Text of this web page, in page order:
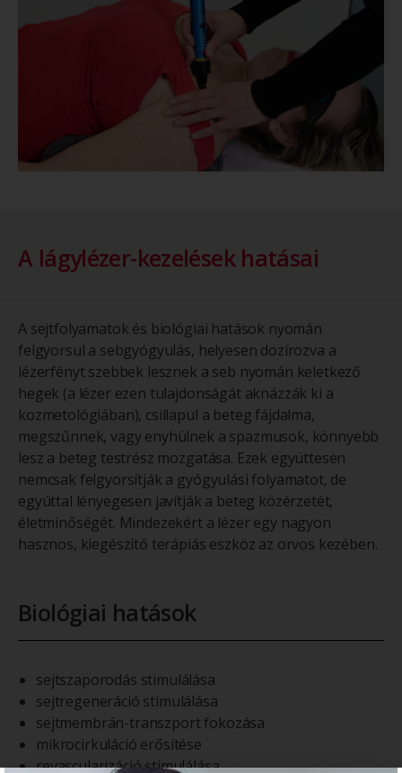
A lágylézer-kezelések hatásai
A sejtfolyamatok és biológiai hatások nyomán
felgyorsul a sebgyógyulás, helyesen dozírozva a
lézerfényt szebbek lesznek a seb nyomán keletkező
hegek (a lézer ezen tulajdonságát aknázzák ki a
kozmetológiában), csillapul a beteg fájdalma,
megszűnnek, vagy enyhülnek a spazmusok, könnyebb
lesz a beteg testrész mozgatása. Ezek együttesen
nemcsak felgyorsítják a gyógyulási folyamatot, de
egyúttal lényegesen javítják a beteg közérzetét,
életminőségét. Mindezekért a lézer egy nagyon
hasznos, kiegészítő terápiás eszköz az orvos kezében.
Biológiai hatások
sejtszaporodás stimulálása
sejtregeneráció stimulálása
sejtmembrán-transzport fokozása
mikrocirkuláció erősítése
revascularizáció stimulálása